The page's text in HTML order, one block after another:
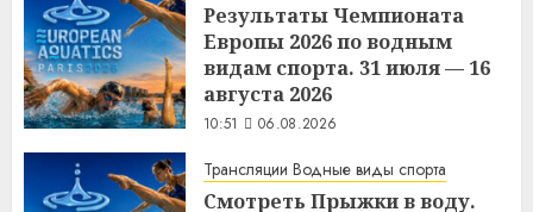
Результаты Чемпионата
Европы 2026 по водным
видам спорта. 31 июля — 16
августа 2026
10:51 06.08.2026
Трансляции Водные виды спорта
Смотреть Прыжки в воду.